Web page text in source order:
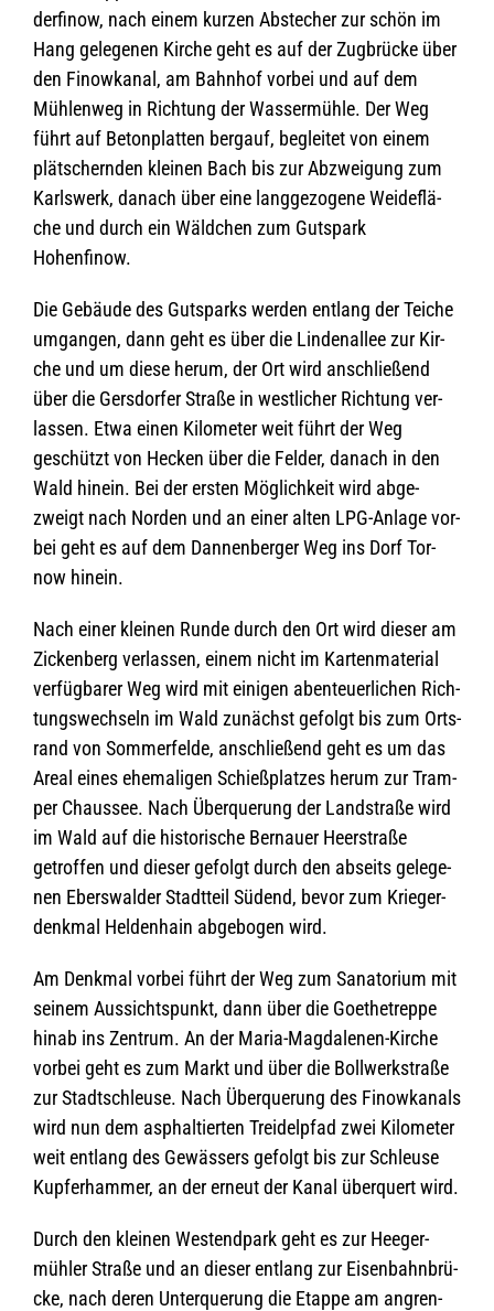
der­fi­now, nach einem kur­zen Abste­cher zur schön im
Hang gele­ge­nen Kir­che geht es auf der Zug­brü­cke über
den Finow­ka­nal, am Bahn­hof vor­bei und auf dem
Müh­len­weg in Rich­tung der Was­ser­mühle. Der Weg
führt auf Beton­plat­ten berg­auf, beglei­tet von einem
plät­schern­den klei­nen Bach bis zur Abzwei­gung zum
Karls­werk, danach über eine lang­ge­zo­gene Wei­de­flä­
che und durch ein Wäld­chen zum Guts­park
Hohenfinow.
Die Gebäude des Guts­parks wer­den ent­lang der Tei­che
umgan­gen, dann geht es über die Lin­den­al­lee zur Kir­
che und um diese herum, der Ort wird anschlie­ßend
über die Gers­dor­fer Straße in west­li­cher Rich­tung ver­
las­sen. Etwa einen Kilo­me­ter weit führt der Weg
geschützt von Hecken über die Fel­der, danach in den
Wald hin­ein. Bei der ers­ten Mög­lich­keit wird abge­
zweigt nach Nor­den und an einer alten LPG-Anlage vor­
bei geht es auf dem Dan­nen­ber­ger Weg ins Dorf Tor­
now hinein.
Nach einer klei­nen Runde durch den Ort wird die­ser am
Zicken­berg ver­las­sen, einem nicht im Kar­ten­ma­te­rial
ver­füg­ba­rer Weg wird mit eini­gen aben­teu­er­li­chen Rich­
tungs­wech­seln im Wald zunächst gefolgt bis zum Orts­
rand von Som­mer­felde, anschlie­ßend geht es um das
Areal eines ehe­ma­li­gen Schieß­plat­zes herum zur Tram­
per Chaus­see. Nach Über­que­rung der Land­straße wird
im Wald auf die his­to­ri­sche Ber­nauer Heer­straße
getrof­fen und die­ser gefolgt durch den abseits gele­ge­
nen Ebers­wal­der Stadt­teil Süd­end, bevor zum Krie­ger­
denk­mal Hel­den­hain abge­bo­gen wird.
Am Denk­mal vor­bei führt der Weg zum Sana­to­rium mit
sei­nem Aus­sichts­punkt, dann über die Goe­the­treppe
hinab ins Zen­trum. An der Maria-Mag­da­le­nen-Kir­che
vor­bei geht es zum Markt und über die Boll­werk­straße
zur Stadt­schleuse. Nach Über­que­rung des Finow­ka­nals
wird nun dem asphal­tier­ten Trei­del­pfad zwei Kilo­me­ter
weit ent­lang des Gewäs­sers gefolgt bis zur Schleuse
Kup­fer­ham­mer, an der erneut der Kanal über­quert wird.
Durch den klei­nen West­end­park geht es zur Hee­ger­
müh­ler Straße und an die­ser ent­lang zur Eisen­bahn­brü­
cke, nach deren Unter­que­rung die Etappe am angren­